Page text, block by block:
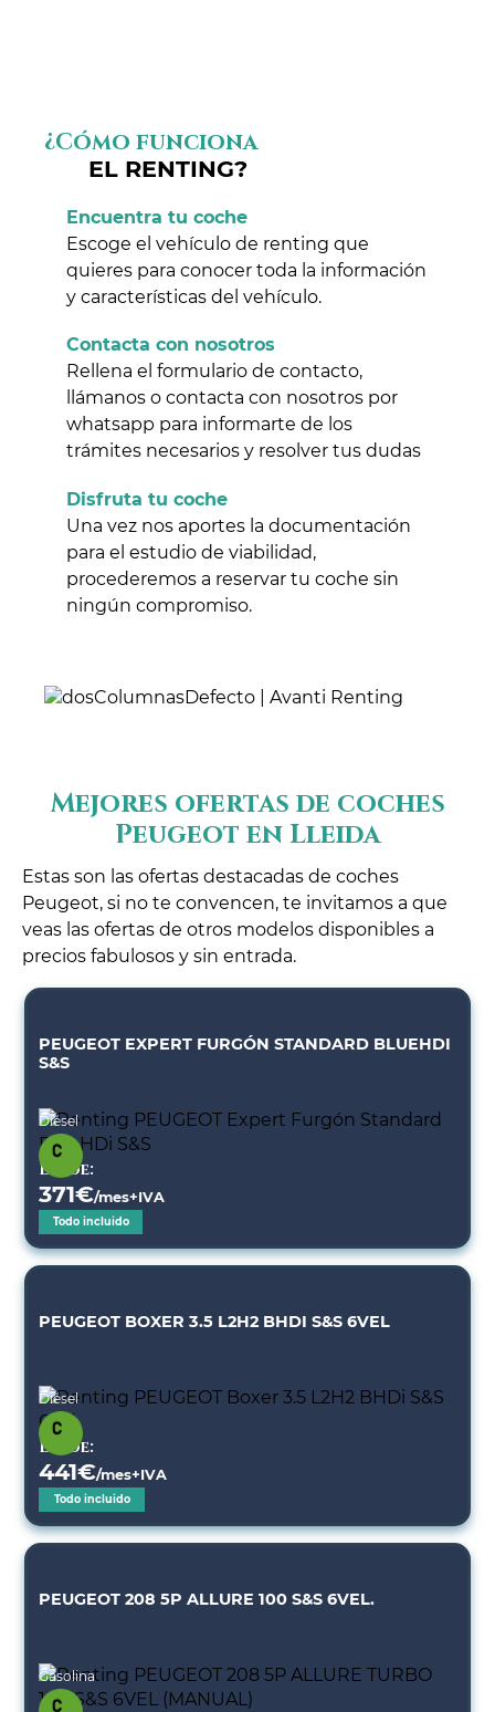
¿Cómo funciona
EL RENTING?
Encuentra tu coche
Escoge el vehículo de renting que
quieres para conocer toda la información
y características del vehículo.
Contacta con nosotros
Rellena el formulario de contacto,
llámanos o contacta con nosotros por
whatsapp para informarte de los
trámites necesarios y resolver tus dudas
Disfruta tu coche
Una vez nos aportes la documentación
para el estudio de viabilidad,
procederemos a reservar tu coche sin
ningún compromiso.
Mejores ofertas de coches
Peugeot en Lleida
Estas son las ofertas destacadas de coches
Peugeot, si no te convencen, te invitamos a que
veas las ofertas de otros modelos disponibles a
precios fabulosos y sin entrada.
PEUGEOT EXPERT FURGÓN STANDARD BLUEHDI
S&S
Diésel
Desde:
371€/mes+IVA
Todo incluido
PEUGEOT BOXER 3.5 L2H2 BHDI S&S 6VEL
Diésel
Desde:
441€/mes+IVA
Todo incluido
PEUGEOT 208 5P ALLURE 100 S&S 6VEL.
Gasolina